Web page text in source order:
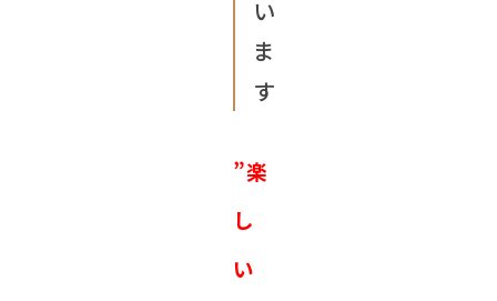
い
ま
す
”楽
し
い